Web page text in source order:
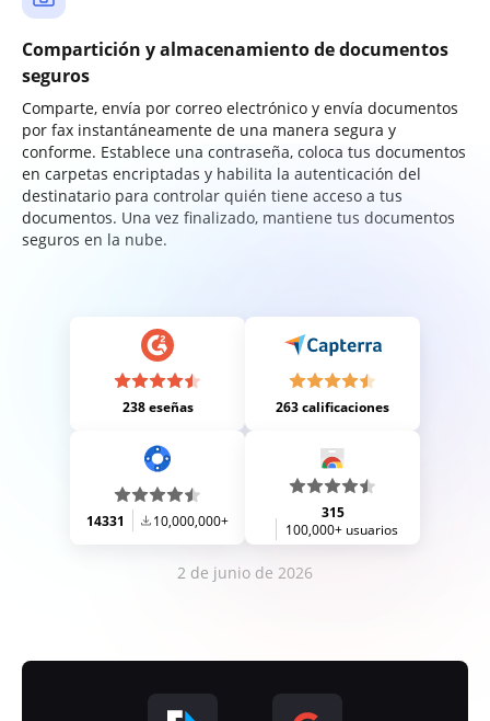
Compartición y almacenamiento de documentos
seguros
Comparte, envía por correo electrónico y envía documentos
por fax instantáneamente de una manera segura y
conforme. Establece una contraseña, coloca tus documentos
en carpetas encriptadas y habilita la autenticación del
destinatario para controlar quién tiene acceso a tus
documentos. Una vez finalizado, mantiene tus documentos
seguros en la nube.
238 eseñas 263 calificaciones
14331 10,000,000+
315
100,000+ usuarios
2 de junio de 2026